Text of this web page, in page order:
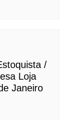
/
Loja
Janeiro